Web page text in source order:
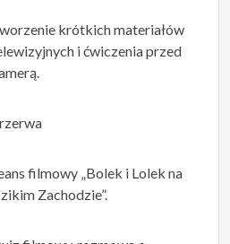
krótkich materiałów
i ćwiczenia przed
filmowy „Bolek i Lolek na
Zachodzie”.